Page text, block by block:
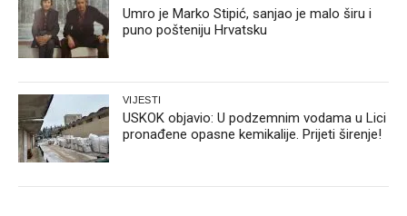
Umro je Marko Stipić, sanjao je malo širu i
puno pošteniju Hrvatsku
VIJESTI
USKOK objavio: U podzemnim vodama u Lici
pronađene opasne kemikalije. Prijeti širenje!